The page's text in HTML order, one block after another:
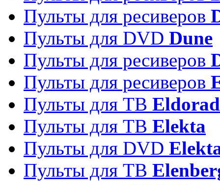
Пульты для ресиверов
Пульты для DVD Dune
Пульты для ресиверов
Пульты для ресиверов
Пульты для ТВ
Пульты для ТВ Elekta
Пульты для DVD
Пульты для ТВ